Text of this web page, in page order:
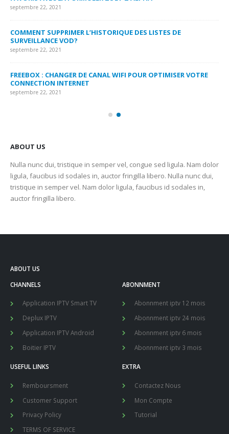
septembre 22, 2021
COMMENT SUPPRIMER L’HISTORIQUE DES LISTES DE
SURVEILLANCE VOD?
septembre 22, 2021
FREEBOX : CHANGER DE CANAL WIFI POUR OPTIMISER VOTRE
CONNECTION INTERNET
septembre 22, 2021
ABOUT US
Nulla nunc dui, tristique in semper vel, congue sed ligula. Nam dolor
ligula, faucibus id sodales in, auctor fringilla libero. Nulla nunc dui,
tristique in semper vel. Nam dolor ligula, faucibus id sodales in,
auctor fringilla libero.
ABOUT US
CHANNELS
Application IPTV Smart TV
Deplux IPTV
Application IPTV Android
Boitier IPTV
ABONNMENT
Abonnment iptv 12 mois
Abonnment iptv 24 mois
Abonnment iptv 6 mois
Abonnment iptv 3 mois
USEFUL LINKS
Remboursment
Customer Support
Privacy Policy
TERMS OF SERVICE
EXTRA
Contactez Nous
Mon Compte
Tutorial